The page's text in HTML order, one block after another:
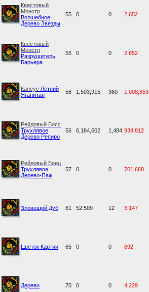
Квестовый
Монстр
Волшебное
Дерево Звезды
55 0 0 2,652
Квестовый
Монстр
Разрушитель
Барьера
55 0 0 2,652
Канеус Летний
Яганитан
56 1,503,915 360 1,008,853
Рейдовый Босс
Трухлявое
Дерево Репиро
56 6,184,602 1,484 934,812
Рейдовый Боец
Трухлявое
Дерево-Паж
57 0 0 701,668
Зловещий Дуб 61 52,509 12 3,147
Цветок Картии 65 0 0 692
Дерево 70 0 0 4,229